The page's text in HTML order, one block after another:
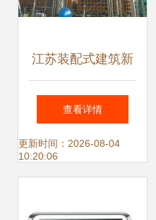
江苏装配式建筑新
进展 新开工项目
15%采用，信息技
查看详情
更新时间：2026-08-04
10:20:06